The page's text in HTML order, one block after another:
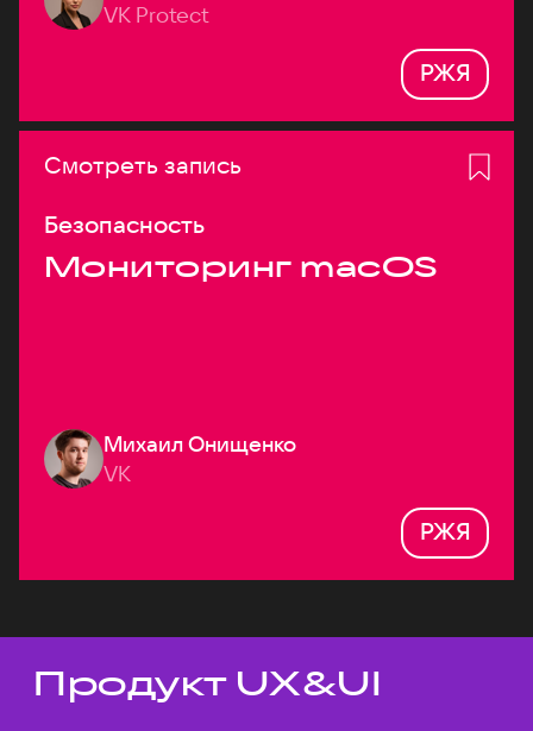
VK Protect
РЖЯ
Смотреть запись
Безопасность
Мониторинг macOS
Михаил Онищенко
VK
РЖЯ
Темы докладов
Продукт UX&UI